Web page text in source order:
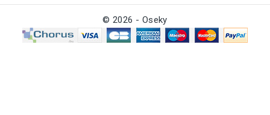
© 2026 - Oseky